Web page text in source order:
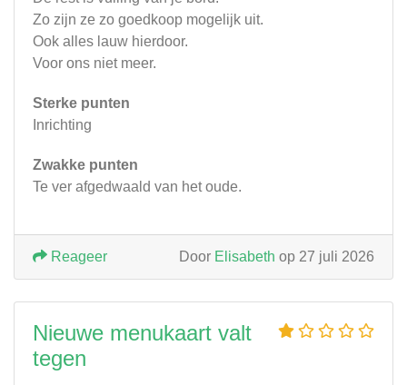
Zo zijn ze zo goedkoop mogelijk uit.
Ook alles lauw hierdoor.
Voor ons niet meer.
Sterke punten
Inrichting
Zwakke punten
Te ver afgedwaald van het oude.
Door Elisabeth op 27 juli 2026
Reageer
Nieuwe menukaart valt
tegen